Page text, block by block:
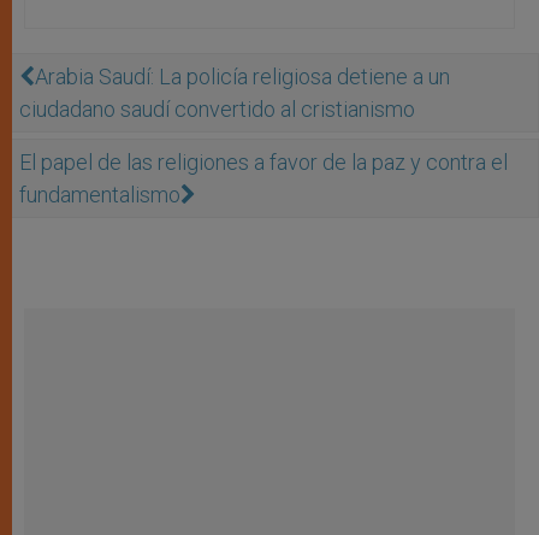
Arabia Saudí: La policía religiosa detiene a un
ciudadano saudí convertido al cristianismo
El papel de las religiones a favor de la paz y contra el
fundamentalismo